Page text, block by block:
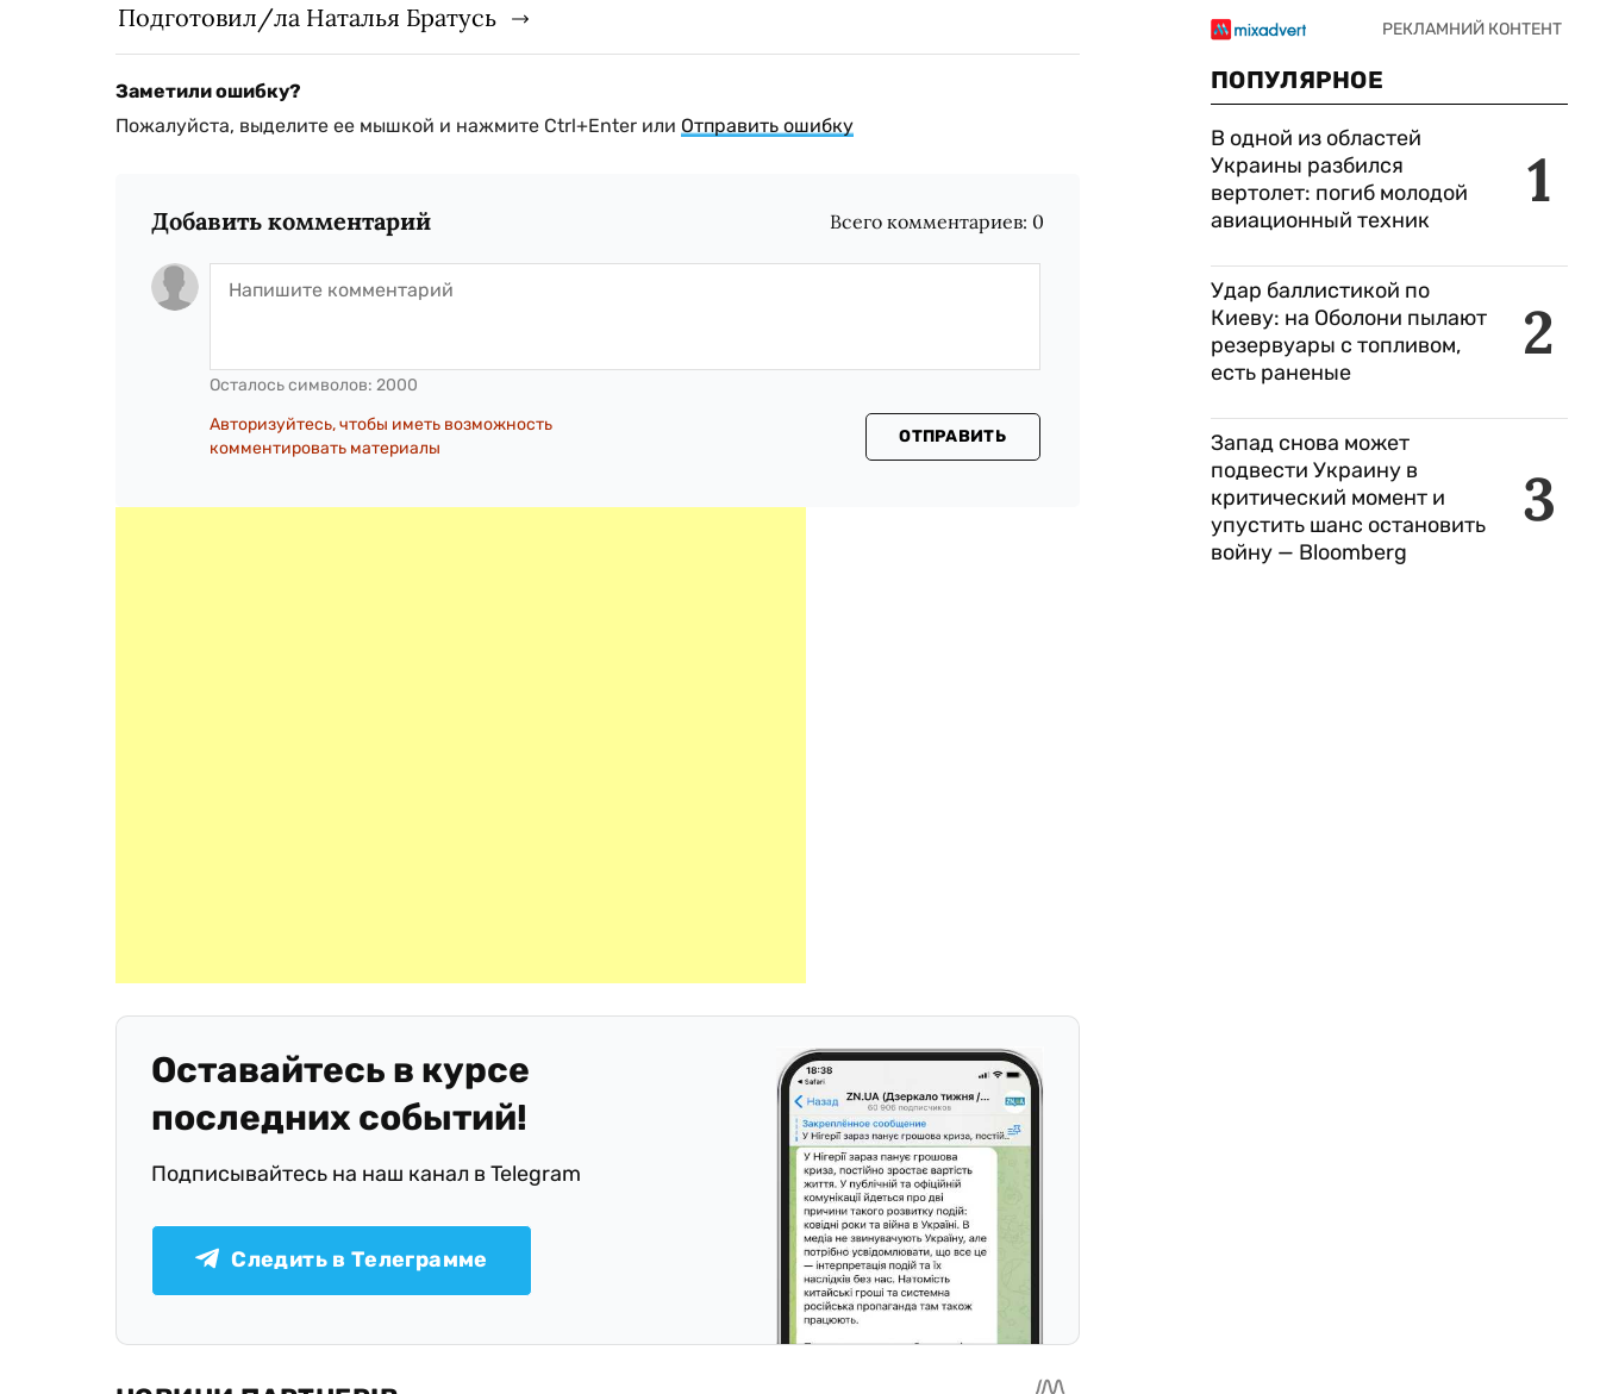
Подготовил/ла Наталья Братусь
Заметили ошибку?
Пожалуйста, выделите ее мышкой и нажмите Ctrl+Enter или Отправить ошибку
Добавить комментарий Всего комментариев: 0
Осталось символов: 2000
Авторизуйтесь, чтобы иметь возможность
комментировать материалы
ОТПРАВИТЬ
Оставайтесь в курсе
последних событий!
Подписывайтесь на наш канал в Telegram
Следить в Телеграмме
ПОПУЛЯРНОЕ
1
В одной из областей
Украины разбился
вертолет: погиб молодой
авиационный техник
2
Удар баллистикой по
Киеву: на Оболони пылают
резервуары с топливом,
есть раненые
3
Запад снова может
подвести Украину в
критический момент и
упустить шанс остановить
войну — Bloomberg